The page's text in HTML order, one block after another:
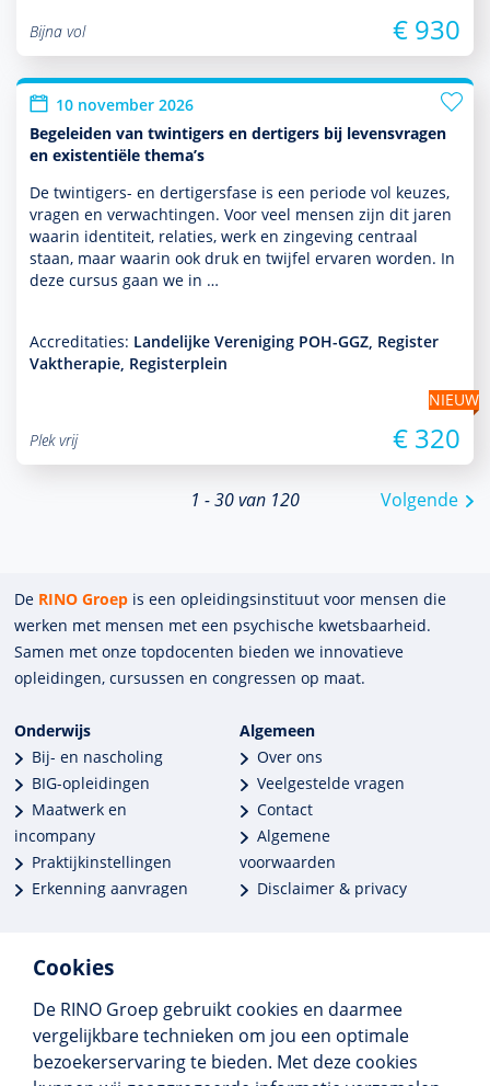
Cookies
De RINO Groep gebruikt cookies en daarmee
vergelijkbare technieken om jou een optimale
bezoekerservaring te bieden. Met deze cookies
Bijna vol € 930
10 november 2026
Begeleiden van twintigers en dertigers bij levensvragen
en existentiële thema’s
De twintigers- en dertigersfase is een periode vol keuzes,
vragen en verwachtingen. Voor veel mensen zijn dit jaren
waarin identiteit, relaties, werk en zingeving centraal
staan, maar waarin ook druk en twijfel ervaren worden. In
deze cursus gaan we in …
Accreditaties: Landelijke Vereniging POH-GGZ, Register
Vaktherapie, Registerplein
NIEUW
Plek vrij
€ 320
1 - 30 van 120 Volgende
De RINO Groep is een opleidings­insti­tuut voor mensen die
werken met mensen met een psychische kwets­baar­heid.
Samen met onze top­docenten bieden we innova­tieve
opleidingen, cursussen en congres­sen op maat.
Onderwijs
Bij- en nascholing
BIG-opleidingen
Maatwerk en
incompany
Praktijkinstellingen
Erkenning aanvragen
Algemeen
Over ons
Veelgestelde vragen
Contact
Algemene
voorwaarden
Disclaimer & privacy
Meer dan 250 opleidingen
Alle BIG-opleidingen in huis
Cedeo-erkend en CRKBO-geregistreerd